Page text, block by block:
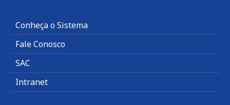
Conheça o Sistema
Fale Conosco
SAC
Intranet